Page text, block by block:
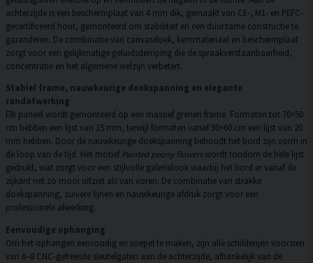
achterzijde is een beschermplaat van 4 mm dik, gemaakt van CE-, M1- en PEFC-
gecertificeerd hout, gemonteerd om stabiliteit en een duurzame constructie te
garanderen. De combinatie van canvasdoek, kernmateriaal en beschermplaat
zorgt voor een gelijkmatige geluidsdemping die de spraakverstaanbaarheid,
concentratie en het algemene welzijn verbetert.
Stabiel frame, nauwkeurige doekspanning en elegante
randafwerking
Elk paneel wordt gemonteerd op een massief grenen frame. Formaten tot 70×50
cm hebben een lijst van 15 mm, terwijl formaten vanaf 90×60 cm een lijst van 20
mm hebben. Door de nauwkeurige doekspanning behoudt het bord zijn vorm in
de loop van de tijd. Het motief Painted peony flowerswordt rondom de hele lijst
gedrukt, wat zorgt voor een stijlvolle galerielook waarbij het bord er vanaf de
zijkant net zo mooi uitziet als van voren. De combinatie van strakke
doekspanning, zuivere lijnen en nauwkeurige afdruk zorgt voor een
professionele afwerking.
Eenvoudige ophanging
Om het ophangen eenvoudig en soepel te maken, zijn alle schilderijen voorzien
van 6–8 CNC-gefreesde sleutelgaten aan de achterzijde, afhankelijk van de